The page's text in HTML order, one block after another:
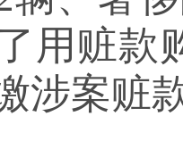
用赃款
涉案赃